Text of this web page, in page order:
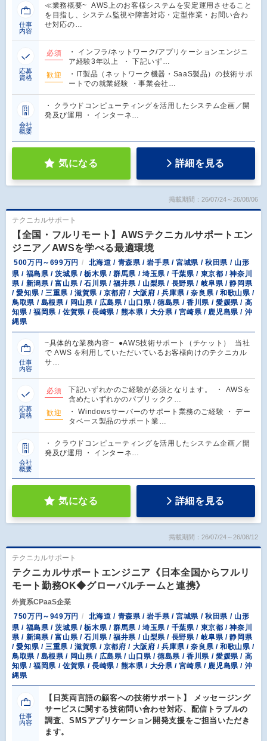
仕事
内容
≪業務概要~ AWS上のお客様システムを安定運用させること
を目指し、システム監視や障害対応・定型作業・お問い合わ
せ対応の…
応募
資格
必須
・ インフラ/ネットワーク/アプリケーションエンジニ
ア経験3年以上 ・ 下記いず…
歓迎
・IT製品（ネットワーク機器・SaaS製品）の技術サポ
ートでの就業経験 ・事業会社…
会社
概要
・ クラウドコンピューティングを活用したシステム企画／開
発及び運用 ・ インターネ…
気になる 詳細を見る
掲載期間：26/07/24～26/08/06
テクニカルサポート
【全国・フルリモート】AWSテクニカルサポートエン
ジニア／AWSを学べる最適環境
500万円～699万円
北海道 / 青森県 / 岩手県 / 宮城県 / 秋田県 / 山形
県 / 福島県 / 茨城県 / 栃木県 / 群馬県 / 埼玉県 / 千葉県 / 東京都 / 神奈川
県 / 新潟県 / 富山県 / 石川県 / 福井県 / 山梨県 / 長野県 / 岐阜県 / 静岡県
/ 愛知県 / 三重県 / 滋賀県 / 京都府 / 大阪府 / 兵庫県 / 奈良県 / 和歌山県 /
鳥取県 / 島根県 / 岡山県 / 広島県 / 山口県 / 徳島県 / 香川県 / 愛媛県 / 高
知県 / 福岡県 / 佐賀県 / 長崎県 / 熊本県 / 大分県 / 宮崎県 / 鹿児島県 / 沖
縄県
仕事
内容
~具体的な業務内容~ ●AWS技術サポート（チケット） 当社
で AWS を利用していただいているお客様向けのテクニカル
サ…
応募
資格
必須
下記いずれかのご経験が必須となります。 ・ AWSを
含めたいずれかのパブリックク…
歓迎
・ Windowsサーバーのサポート業務のご経験 ・ デー
タベース製品のサポート業…
会社
概要
・ クラウドコンピューティングを活用したシステム企画／開
発及び運用 ・ インターネ…
気になる 詳細を見る
掲載期間：26/07/24～26/08/12
テクニカルサポート
テクニカルサポートエンジニア《日本全国からフルリ
モート勤務OK◆グローバルチームと連携》
外資系CPaaS企業
750万円～949万円
北海道 / 青森県 / 岩手県 / 宮城県 / 秋田県 / 山形
県 / 福島県 / 茨城県 / 栃木県 / 群馬県 / 埼玉県 / 千葉県 / 東京都 / 神奈川
県 / 新潟県 / 富山県 / 石川県 / 福井県 / 山梨県 / 長野県 / 岐阜県 / 静岡県
/ 愛知県 / 三重県 / 滋賀県 / 京都府 / 大阪府 / 兵庫県 / 奈良県 / 和歌山県 /
鳥取県 / 島根県 / 岡山県 / 広島県 / 山口県 / 徳島県 / 香川県 / 愛媛県 / 高
知県 / 福岡県 / 佐賀県 / 長崎県 / 熊本県 / 大分県 / 宮崎県 / 鹿児島県 / 沖
縄県
仕事
内容
【日英両言語の顧客への技術サポート】 メッセージング
サービスに関する技術問い合わせ対応、配信トラブルの
調査、SMSアプリケーション開発支援をご担当いただき
ます。